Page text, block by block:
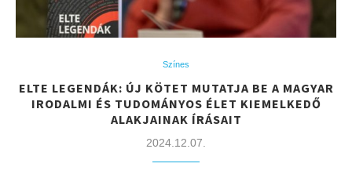
Színes
ELTE LEGENDÁK: ÚJ KÖTET MUTATJA BE A MAGYAR
IRODALMI ÉS TUDOMÁNYOS ÉLET KIEMELKEDŐ
ALAKJAINAK ÍRÁSAIT
2024.12.07.